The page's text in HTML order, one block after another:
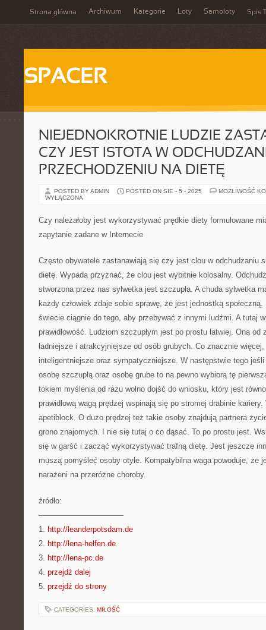
Strona główna Archiwum Kategorie Loty Samoloty Spis
SPACER
NIEJEDNOKROTNIE LUDZIE
CZY JEST ISTOTA W
PRZECHODZENIU NA DIETĘ
POSTED BY ADMIN POSTED ON SIE - 5 - 2025
MOŻLIWOŚĆ
WYŁĄCZONA
Czy należałoby jest wykorzystywać prędkie diety formułowane
zapytanie zadane w Internecie
Często obywatele zastanawiają się czy jest clou w odchudzaniu
dietę. Wypada przyznać, że clou jest wybitnie kolosalny.
stworzona przez nas sylwetka jest szczupła. A chuda sylwetka
każdy człowiek zdaje sobie sprawę, że jest jednostką
świecie ciągnie do tego, aby przebywać z innymi ludźmi. A tutaj
prawidłowość. Ludziom szczupłym jest po prostu łatwiej. Ona od
ładniejsze i atrakcyjniejsze od osób grubych. Co znacznie
inteligentniejsze oraz sympatyczniejsze. W następstwie tego
osobę szczupłą oraz osobę grube to na pewno wybiorą tę
tokiem myślenia od razu wolno dojść do wniosku, który jest
prawidłową wagą prędzej wspinają się po stromej drabinie
apetiblock. O dużo prędzej też takie osoby znajdują partnera
grono znajomych. I nie się tutaj o co dąsać. To po prostu jest.
się w garść i zacząć wykorzystywać trafną dietę. Jest jeszcze
muszą pomyśleć osoby otyłe. Kompatybilna waga powoduje, że
narażeni na przeróżne choroby.
źródło:
———————————
1. http://leanderpotsdam.de
2. http://lena-helfen.de
3. http://lena-pc.de
4. przejdź dalej
5. przejdź do strony
CATEGORIES: MIŁOŚĆ